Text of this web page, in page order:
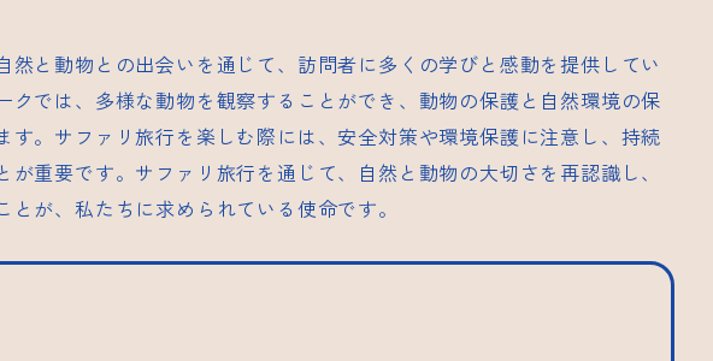
然と動物との出会いを通じて、訪問者に多くの学びと感動を提供してい
クでは、多様な動物を観察することができ、動物の保護と自然環境の保
す。サファリ旅行を楽しむ際には、安全対策や環境保護に注意し、持続
重要です。サファリ旅行を通じて、自然と動物の大切さを再認識し、
が、私たちに求められている使命です。